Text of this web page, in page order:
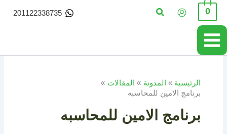
تخطي
المحتوى
0 البحث 201122338735
الرئيسية المدونة
المقالات
برنامج الامين للمحاسبه
برنامج الامين للمحاسبه